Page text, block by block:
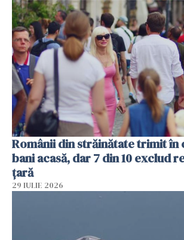
Românii din străinătate trimit în
bani acasă, dar 7 din 10 exclud
țară
29 IULIE 2026